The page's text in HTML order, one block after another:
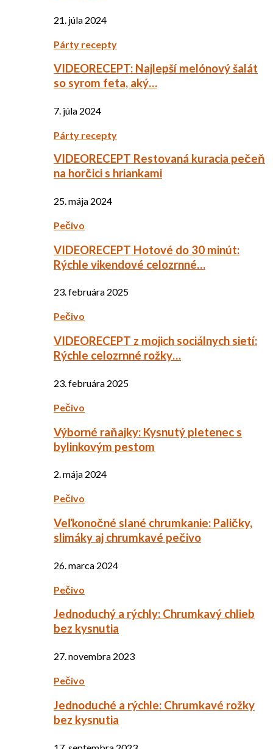
21. júla 2024
Párty recepty
VIDEORECEPT: Najlepší melónový šalát
so syrom feta, aký…
7. júla 2024
Párty recepty
VIDEORECEPT Restovaná kuracia pečeň
na horčici s hriankami
25. mája 2024
Pečivo
VIDEORECEPT Hotové do 30 minút:
Rýchle vikendové celozrnné…
23. februára 2025
Pečivo
VIDEORECEPT z mojich sociálnych sietí:
Rýchle celozrnné rožky…
23. februára 2025
Pečivo
Výborné raňajky: Kysnutý pletenec s
bylinkovým pestom
2. mája 2024
Pečivo
Veľkonočné slané chrumkanie: Paličky,
slimáky aj chrumkavé pečivo
26. marca 2024
Pečivo
Jednoduchý a rýchly: Chrumkavý chlieb
bez kysnutia
27. novembra 2023
Pečivo
Jednoduché a rýchle: Chrumkavé rožky
bez kysnutia